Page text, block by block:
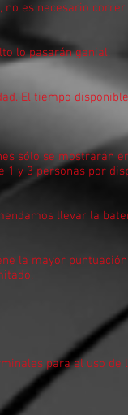
es necesario
lo pasarán genial.
El tiempo
sólo se mostrarán
1 y 3 personas por
llevar la
la mayor
para el uso